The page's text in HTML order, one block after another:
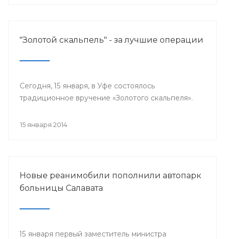
"Золотой скальпель" - за лучшие операции
Сегодня, 15 января, в Уфе состоялось
традиционное вручение «Золотого скальпеля».
15 января 2014
Новые реанимобили пополнили автопарк
больницы Салавата
15 января первый заместитель министра